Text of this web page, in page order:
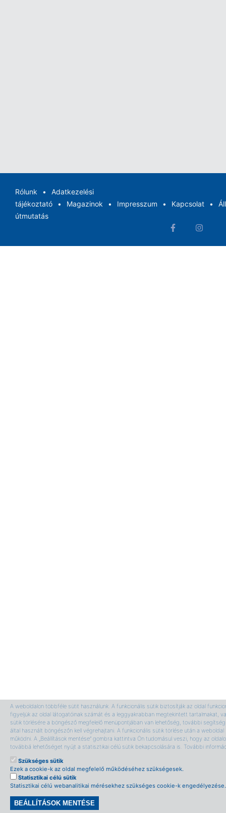
Rólunk
Adatkezelési
tájékoztató
Magazinok Impresszum Kapcsolat
útmutatás
A weboldalon többféle sütit használunk. A funkcionális sütik biztosítják az oldal
figyeljük az oldal látogatóinak számát és a leggyakrabban megtekintett tartalmakat,
sütik törlésére a böngésző megfelelő menüpontjában van lehetőség, további
által használt böngészőn kell végrehajtani. A funkcionális sütik törlése után a
működni. A „Beállítások mentése” gombra kattintva Ön tudomásul veszi, hogy az
továbbá lehetőséget nyújt a statisztikai célú sütik bekapcsolására is. További
Szükséges sütik
Ezek a cookie-k az oldal megfelelő működéséhez szükségesek.
Statisztikai célú sütik
Statisztikai célú webanalitikai mérésekhez szükséges cookie-k engedélyezése.
BEÁLLÍTÁSOK MENTÉSE